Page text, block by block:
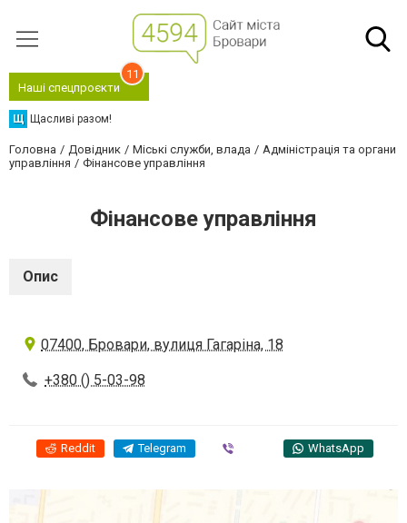
Наші спецпроєкти
11
Щ Щасливі разом!
Головна Довідник Міські служби, влада
Адміністрація та органи
управління
Фінансове управління
Фінансове управління
Опис
07400, Бровари, вулиця Гагаріна, 18
+380 () 5-03-98
Reddit Telegram WhatsApp